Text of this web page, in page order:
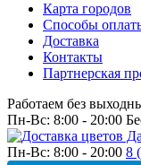
Карта городов
Способы
Доставка
Контакты
Партнерская
Работаем без
Пн-Вс: 8:00 - 20:00
Пн-Вс: 8:00 - 20:00 8